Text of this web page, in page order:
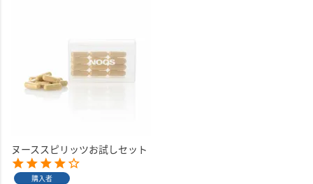
ヌーススピリッツお試しセット
購入者